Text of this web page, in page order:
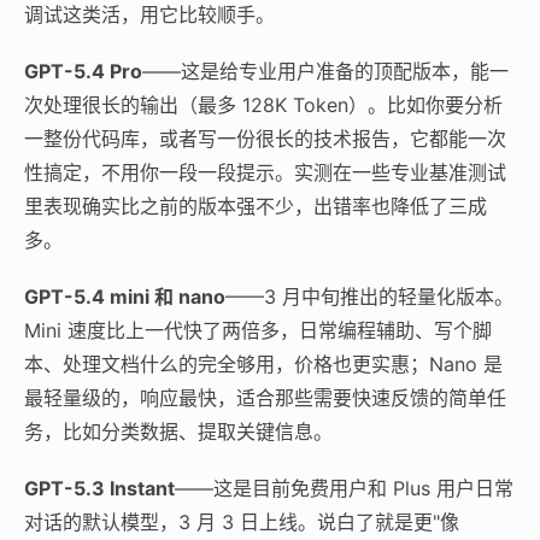
调试这类活，用它比较顺手。
GPT-5.4 Pro——这是给专业用户准备的顶配版本，能一
次处理很长的输出（最多 128K Token）。比如你要分析
一整份代码库，或者写一份很长的技术报告，它都能一次
性搞定，不用你一段一段提示。实测在一些专业基准测试
里表现确实比之前的版本强不少，出错率也降低了三成
多。
GPT-5.4 mini 和 nano——3 月中旬推出的轻量化版本。
Mini 速度比上一代快了两倍多，日常编程辅助、写个脚
本、处理文档什么的完全够用，价格也更实惠；Nano 是
最轻量级的，响应最快，适合那些需要快速反馈的简单任
务，比如分类数据、提取关键信息。
GPT-5.3 Instant——这是目前免费用户和 Plus 用户日常
对话的默认模型，3 月 3 日上线。说白了就是更"像